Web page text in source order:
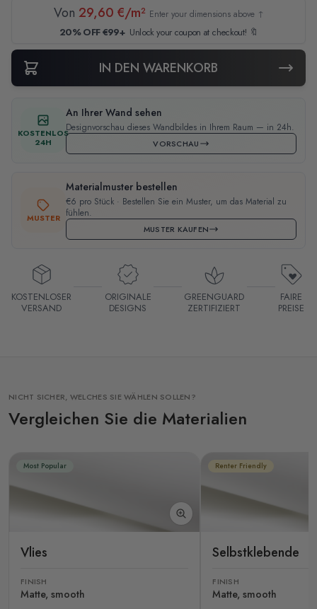
Von 29,60 €/m² Enter your dimensions above ↑
20% OFF €99+ Unlock your coupon at checkout! 🔖
IN DEN WARENKORB
KOSTENLOS
24H
An Ihrer Wand sehen
Designvorschau dieses Wandbildes in Ihrem Raum — in 24h.
VORSCHAU
MUSTER
Materialmuster bestellen
€6 pro Stück · Bestellen Sie ein Muster, um das Material zu
fühlen.
MUSTER KAUFEN
KOSTENLOSER
VERSAND
ORIGINALE
DESIGNS
GREENGUARD
ZERTIFIZIERT
FAIRE
PREISE
NICHT SICHER, WELCHES SIE WÄHLEN SOLLEN?
Vergleichen Sie die Materialien
Most Popular
Vlies
FINISH
Matte, smooth
Renter Friendly
Selbstklebende
FINISH
Matte, smooth